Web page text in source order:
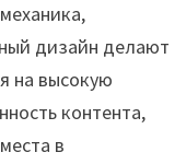
дизайн делают
на высокую
контента,
в